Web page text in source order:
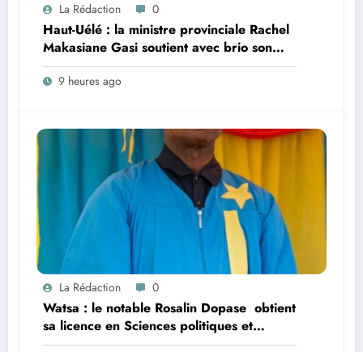
La Rédaction 0
Haut-Uélé : la ministre provinciale Rachel
Makasiane Gasi soutient avec brio son
mémoire sur la persistance du paludisme
dans la zone de santé urbano-rurale
9 heures ago
La Rédaction 0
Watsa : le notable Rosalin Dopase obtient
sa licence en Sciences politiques et
administratives à l’Université CEPROMAD